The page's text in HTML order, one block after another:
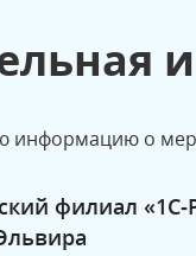
информацию о
филиал